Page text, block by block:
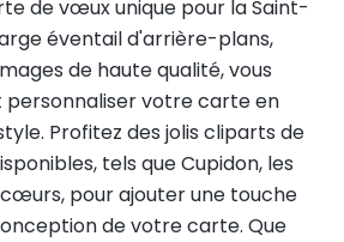
de vœux unique pour la Saint-
éventail d'arrière-plans,
de haute qualité, vous
personnaliser votre carte en
Profitez des jolis cliparts de
tels que Cupidon, les
pour ajouter une touche
de votre carte. Que